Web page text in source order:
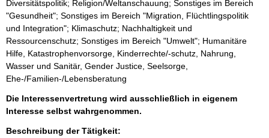
Diversitätspolitik; Religion/Weltanschauung; Sonstiges im Bereich
"Gesundheit"; Sonstiges im Bereich "Migration, Flüchtlingspolitik
und Integration"; Klimaschutz; Nachhaltigkeit und
Ressourcenschutz; Sonstiges im Bereich "Umwelt"; Humanitäre
Hilfe, Katastrophenvorsorge, Kinderrechte/-schutz, Nahrung,
Wasser und Sanitär, Gender Justice, Seelsorge,
Ehe-/Familien-/Lebensberatung
Die Interessenvertretung wird ausschließlich in eigenem
Interesse selbst wahrgenommen.
Beschreibung der Tätigkeit: